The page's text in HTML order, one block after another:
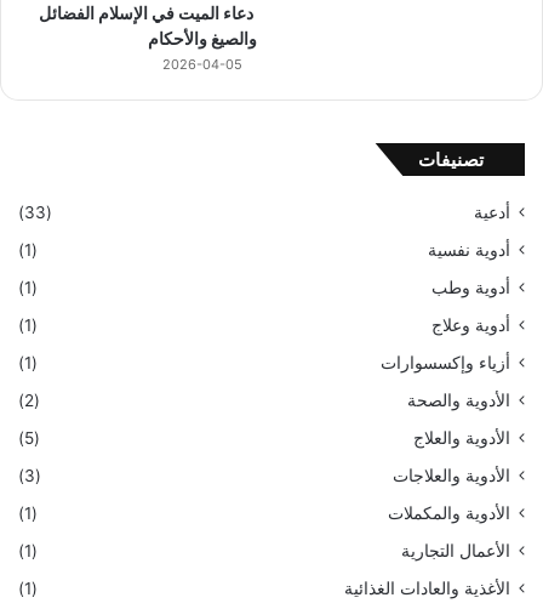
دعاء الميت في الإسلام الفضائل
والصيغ والأحكام
2026-04-05
تصنيفات
أدعية
(33)
أدوية نفسية
(1)
أدوية وطب
(1)
أدوية وعلاج
(1)
أزياء وإكسسوارات
(1)
الأدوية والصحة
(2)
الأدوية والعلاج
(5)
الأدوية والعلاجات
(3)
الأدوية والمكملات
(1)
الأعمال التجارية
(1)
الأغذية والعادات الغذائية
(1)